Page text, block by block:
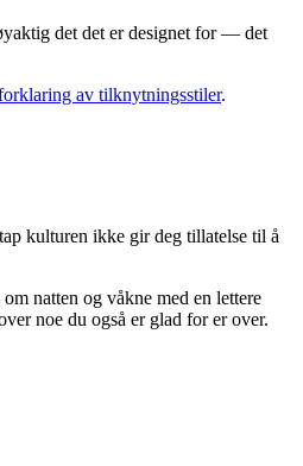
det det er designet for — det
av tilknytningsstiler.
kulturen ikke gir deg tillatelse til å
natten og våkne med en lettere
noe du også er glad for er over.